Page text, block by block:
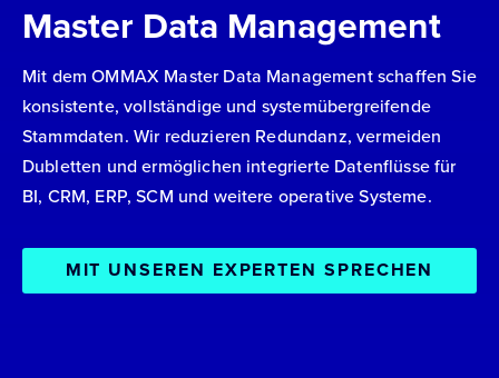
Master Data Management
Mit dem OMMAX Master Data Management schaffen Sie
konsistente, vollständige und systemübergreifende
Stammdaten. Wir reduzieren Redundanz, vermeiden
Dubletten und ermöglichen integrierte Datenflüsse für
BI, CRM, ERP, SCM und weitere operative Systeme.
MIT UNSEREN EXPERTEN SPRECHEN